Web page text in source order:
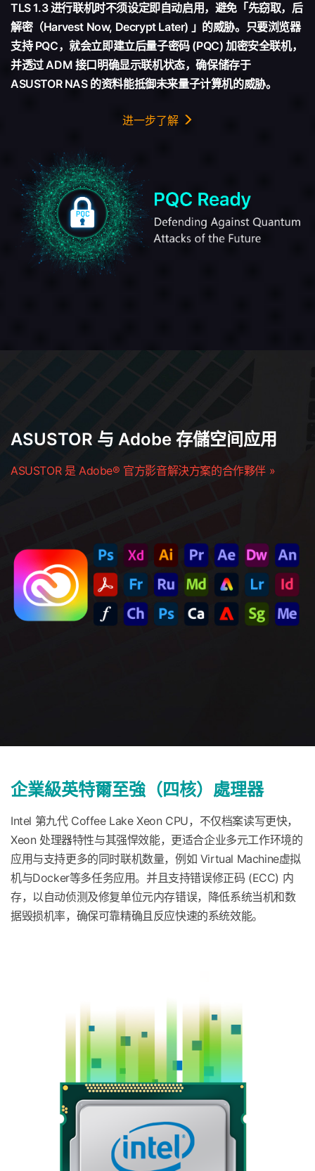
TLS 1.3 进行联机时不须设定即自动启用，避免「先窃取，后
解密（Harvest Now, Decrypt Later) 」的威胁。只要浏览器
支持 PQC，就会立即建立后量子密码 (PQC) 加密安全联机，
并透过 ADM 接口明确显示联机状态，确保储存于
ASUSTOR NAS 的资料能抵御未来量子计算机的威胁。
进一步了解
ASUSTOR 与 Adobe 存儲空间应用
ASUSTOR 是 Adobe® 官方影音解決方案的合作夥伴 »
企業級英特爾至強（四核）處理器
Intel 第九代 Coffee Lake Xeon CPU，不仅档案读写更快，
Xeon 处理器特性与其强悍效能，更适合企业多元工作环境的
应用与支持更多的同时联机数量，例如 Virtual Machine虚拟
机与Docker等多任务应用。并且支持错误修正码 (ECC) 内
存，以自动侦测及修复单位元内存错误，降低系统当机和数
据毁损机率，确保可靠精确且反应快速的系统效能。